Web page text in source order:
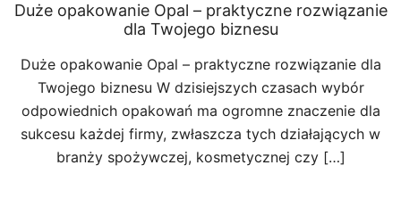
Duże opakowanie Opal – praktyczne rozwiązanie
dla Twojego biznesu
Duże opakowanie Opal – praktyczne rozwiązanie dla
Twojego biznesu W dzisiejszych czasach wybór
odpowiednich opakowań ma ogromne znaczenie dla
sukcesu każdej firmy, zwłaszcza tych działających w
branży spożywczej, kosmetycznej czy […]